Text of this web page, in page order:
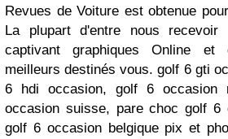
Revues de Voiture est obtenue
La plupart d'entre nous recevoir
captivant graphiques Online et
meilleurs destinés vous. golf 6 gti
6 hdi occasion, golf 6 occasion
occasion suisse, pare choc golf 6
golf 6 occasion belgique pix et